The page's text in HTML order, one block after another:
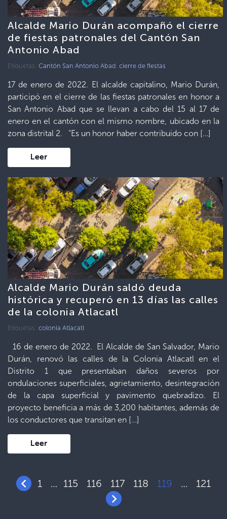
Alcalde Mario Durán acompañó el cierre
de fiestas patronales del Cantón San
Antonio Abad
Etiquetas: Cantón San Antonio Abad, cierre de fiestas
17 de enero de 2022. El alcalde capitalino, Mario Durán,
participó en el cierre de las fiestas patronales en honor a
San Antonio Abad que se llevan a cabo del 15 al 17 de
enero en el cantón con el mismo nombre, ubicado en la
zona distrital 2. “Es un honor haber contribuido con […]
Leer
Alcalde Mario Durán saldó deuda
histórica y recuperó en 13 días las calles
de la colonia Atlacatl
Etiquetas: colonia Atlacatl
16 de enero de 2022. El Alcalde de San Salvador, Mario
Durán, renovó las calles de la Colonia Atlacatl en el
Distrito 1 que presentaban daños severos por
ondulaciones superficiales, agrietamiento, desintegración
de la capa superficial y pavimento quebradizo. El
proyecto beneficia a más de 3,200 habitantes, además de
los conductores que transitan en […]
Leer
1 … 115 116 117 118 119 … 121